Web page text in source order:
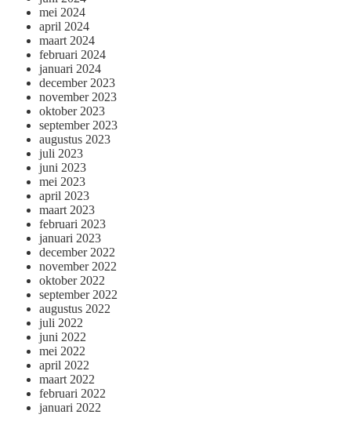
mei 2024
april 2024
maart 2024
februari 2024
januari 2024
december 2023
november 2023
oktober 2023
september 2023
augustus 2023
juli 2023
juni 2023
mei 2023
april 2023
maart 2023
februari 2023
januari 2023
december 2022
november 2022
oktober 2022
september 2022
augustus 2022
juli 2022
juni 2022
mei 2022
april 2022
maart 2022
februari 2022
januari 2022